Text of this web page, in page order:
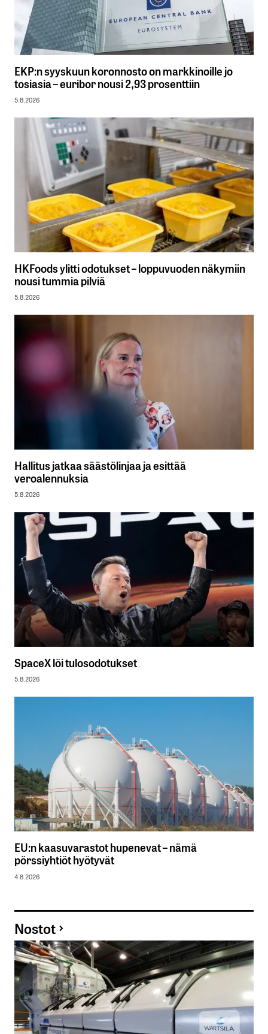
EKP:n syyskuun koronnosto on markkinoille jo
tosiasia – euribor nousi 2,93 prosenttiin
5.8.2026
HKFoods ylitti odotukset – loppuvuoden näkymiin
nousi tummia pilviä
5.8.2026
Hallitus jatkaa säästölinjaa ja esittää
veroalennuksia
5.8.2026
SpaceX löi tulosodotukset
5.8.2026
EU:n kaasuvarastot hupenevat – nämä
pörssiyhtiöt hyötyvät
4.8.2026
Nostot